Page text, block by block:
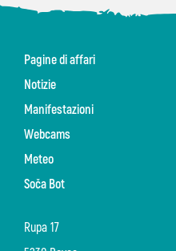
Rupa 17
Pagine di affari
Notizie
Manifestazioni
Webcams
Meteo
Soča Bot